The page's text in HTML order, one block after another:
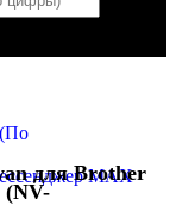
MAX
для Brother
(NV-